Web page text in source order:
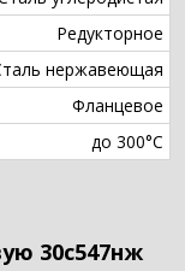
Редукторное
нержавеющая
Фланцевое
до 300°С
30с547нж